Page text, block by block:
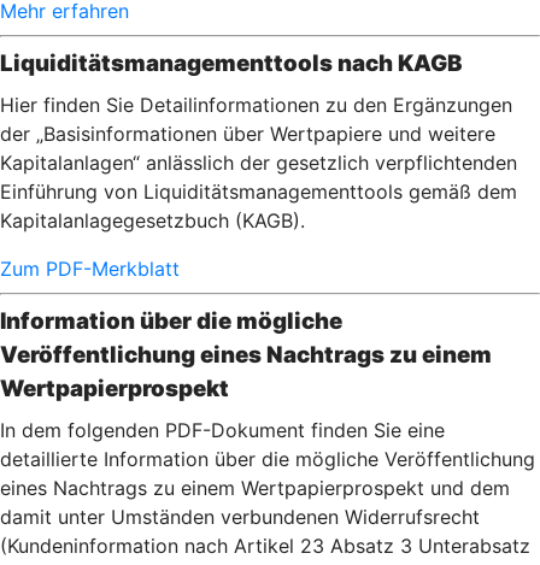
Mehr erfahren
Liquiditätsmanagementtools nach KAGB
Hier finden Sie Detailinformationen zu den Ergänzungen
der „Basisinformationen über Wertpapiere und weitere
Kapitalanlagen“ anlässlich der gesetzlich verpflichtenden
Einführung von Liquiditätsmanagementtools gemäß dem
Kapitalanlagegesetzbuch (KAGB).
Zum PDF-Merkblatt
Information über die mögliche
Veröffentlichung eines Nachtrags zu einem
Wertpapierprospekt
In dem folgenden PDF-Dokument finden Sie eine
detaillierte Information über die mögliche Veröffentlichung
eines Nachtrags zu einem Wertpapierprospekt und dem
damit unter Umständen verbundenen Widerrufsrecht
(Kundeninformation nach Artikel 23 Absatz 3 Unterabsatz